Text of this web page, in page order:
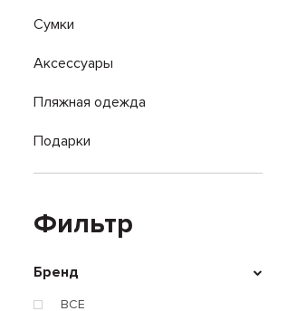
Сумки
Аксессуары
Пляжная одежда
Подарки
Фильтр
Бренд
ВСЕ